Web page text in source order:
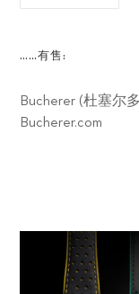
……有售:
Bucherer (杜塞尔
Bucherer.com